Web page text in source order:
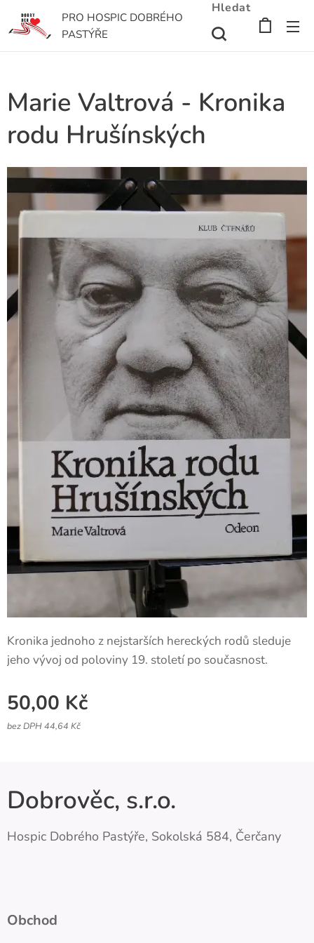
PRO HOSPIC DOBRÉHO
PASTÝŘE
Hledat
Marie Valtrová - Kronika
rodu Hrušínských
Kronika jednoho z nejstarších hereckých rodů sleduje
jeho vývoj od poloviny 19. století po současnost.
50,00 Kč
bez DPH 44,64 Kč
Dobrověc, s.r.o.
Hospic Dobrého Pastýře, Sokolská 584, Čerčany
Obchod